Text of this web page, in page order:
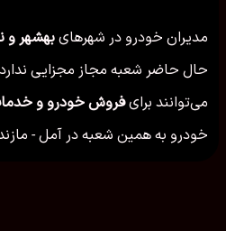
مدیران خودرو در شهرهای بهشهر و
حال حاضر شعبه مجاز مجزایی
می‌توانند برایفروش خودرو و
خودرو به همین شعبه در آمل -